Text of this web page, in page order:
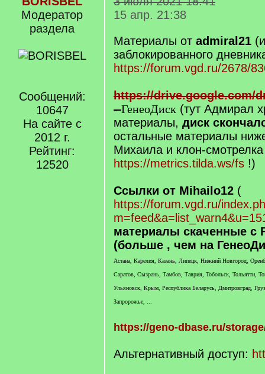
Модератор
раздела
Сообщений:
10647
На сайте с
2012 г.
Рейтинг:
12520
15 апр. 21:38
Материалы от admiral21
заблокированного
https://forum.vgd.ru/2678/
https://drive.google.com/
-ГенеоДиск (тут Адмирал
материалы, диск
остальные материалы
Михаила и клон-смотрелка
https://metrics.tilda.ws/fs !)
Ссылки от Mihailo12 (
https://forum.vgd.ru/
материалы скаченные с
(больше , чем на
Астана, Карелия, Казань, Липецк, Нижний Новгород,
Саратов, Сызрань, Тамбов, Таврия, Тобольск, Тольятти,
Ульяновск, Крым, Республика Беларусь, Дмитровград,
Запророжье, ...
https://geno-dbase.ru/
Альтернативный доступ: